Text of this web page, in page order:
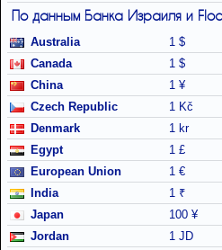
По данным Банка Израиля и
Australia 1 $
Canada
1 $
China
1 ¥
Czech Republic
1 Kč
Denmark
1 kr
Egypt
1 £
European Union
1 €
India
1 ₹
Japan
100 ¥
Jordan
1 JD